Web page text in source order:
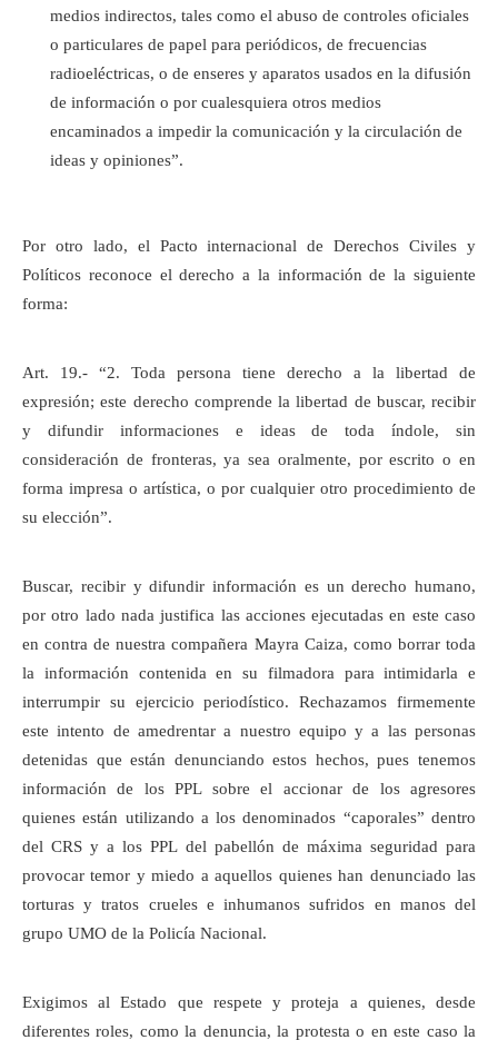
medios indirectos, tales como el abuso de controles oficiales
o particulares de papel para periódicos, de frecuencias
radioeléctricas, o de enseres y aparatos usados en la difusión
de información o por cualesquiera otros medios
encaminados a impedir la comunicación y la circulación de
ideas y opiniones”.
Por otro lado, el Pacto internacional de Derechos Civiles y
Políticos reconoce el derecho a la información de la siguiente
forma:
Art. 19.- “2. Toda persona tiene derecho a la libertad de
expresión; este derecho comprende la libertad de buscar, recibir
y difundir informaciones e ideas de toda índole, sin
consideración de fronteras, ya sea oralmente, por escrito o en
forma impresa o artística, o por cualquier otro procedimiento de
su elección”.
Buscar, recibir y difundir información es un derecho humano,
por otro lado nada justifica las acciones ejecutadas en este caso
en contra de nuestra compañera Mayra Caiza, como borrar toda
la información contenida en su filmadora para intimidarla e
interrumpir su ejercicio periodístico. Rechazamos firmemente
este intento de amedrentar a nuestro equipo y a las personas
detenidas que están denunciando estos hechos, pues tenemos
información de los PPL sobre el accionar de los agresores
quienes están utilizando a los denominados “caporales” dentro
del CRS y a los PPL del pabellón de máxima seguridad para
provocar temor y miedo a aquellos quienes han denunciado las
torturas y tratos crueles e inhumanos sufridos en manos del
grupo UMO de la Policía Nacional.
Exigimos al Estado que respete y proteja a quienes, desde
diferentes roles, como la denuncia, la protesta o en este caso la